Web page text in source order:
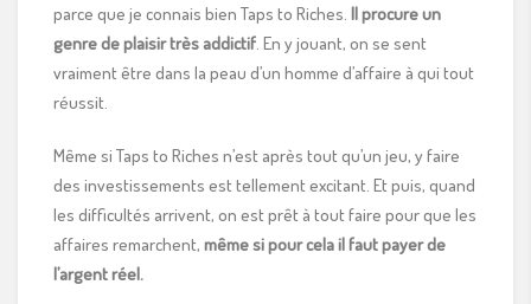
parce que je connais bien Taps to Riches. Il procure un
genre de plaisir très addictif. En y jouant, on se sent
vraiment être dans la peau d’un homme d’affaire à qui tout
réussit.
Même si Taps to Riches n’est après tout qu’un jeu, y faire
des investissements est tellement excitant. Et puis, quand
les difficultés arrivent, on est prêt à tout faire pour que les
affaires remarchent, même si pour cela il faut payer de
l’argent réel.